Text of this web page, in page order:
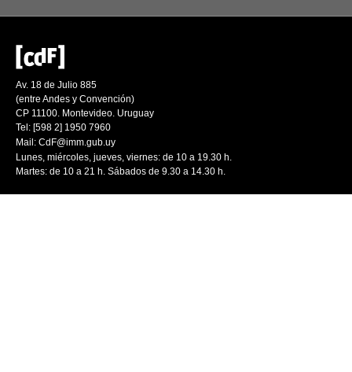
Av. 18 de Julio 885
(entre Andes y Convención)
CP 11100. Montevideo. Uruguay
Tel: [598 2] 1950 7960
Mail: CdF@imm.gub.uy
Lunes, miércoles, jueves, viernes: de 10 a 19.30 h.
Martes: de 10 a 21 h. Sábados de 9.30 a 14.30 h.